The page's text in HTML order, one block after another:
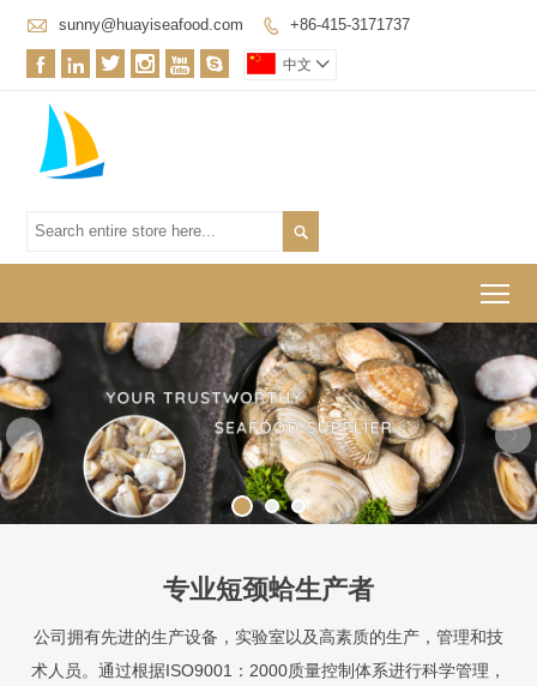
 sunny@huayiseafood.com  +86-415-3171737
      中文 

专业短颈蛤生产者
公司拥有先进的生产设备，实验室以及高素质的生产，管理和技
术人员。通过根据ISO9001：2000质量控制体系进行科学管理，